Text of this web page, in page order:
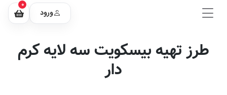
ورود
0
طرز تهیه بیسکویت سه لایه کرم
دار